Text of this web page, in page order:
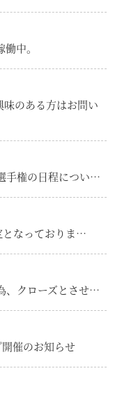
中。
のある方はお問い
手権の日程につい…
となっておりま…
、クローズとさせ…
催のお知らせ